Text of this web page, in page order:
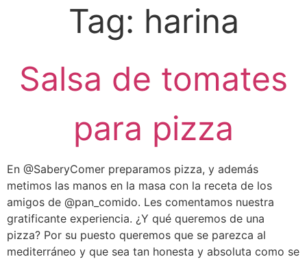
Tag: harina
Salsa de tomates
para pizza
En @SaberyComer preparamos pizza, y además
metimos las manos en la masa con la receta de los
amigos de @pan_comido. Les comentamos nuestra
gratificante experiencia. ¿Y qué queremos de una
pizza? Por su puesto queremos que se parezca al
mediterráneo y que sea tan honesta y absoluta como se